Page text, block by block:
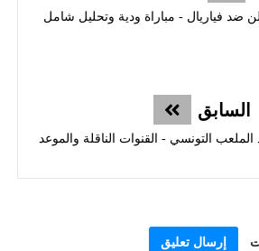
ضد فياريال - مباراة ودية وتحليل شامل
السابق
التونسي - القنوات الناقلة والموعد
إرسال تعليق